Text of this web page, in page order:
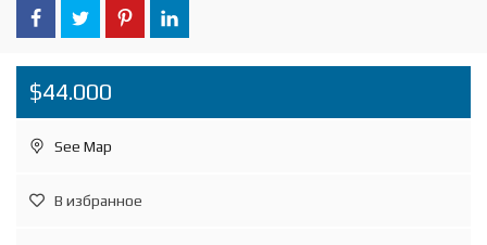
$44.000
See Map
В избранное